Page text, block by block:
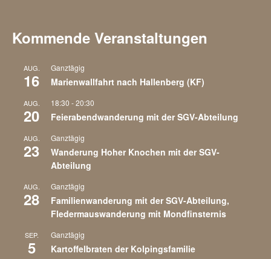
Kommende Veranstaltungen
AUG.
16
Ganztägig
Marienwallfahrt nach Hallenberg (KF)
AUG.
20
18:30 -20:30
Feierabendwanderung mit der SGV-Abteilung
AUG.
23
Ganztägig
Wanderung Hoher Knochen mit der SGV-
Abteilung
AUG.
28
Ganztägig
Familienwanderung mit der SGV-Abteilung,
Fledermauswanderung mit Mondfinsternis
SEP.
5
Ganztägig
Kartoffelbraten der Kolpingsfamilie